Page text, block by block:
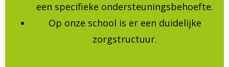
een specifieke ondersteuningsbehoefte.
Op onze school is er een duidelijke
zorgstructuur.